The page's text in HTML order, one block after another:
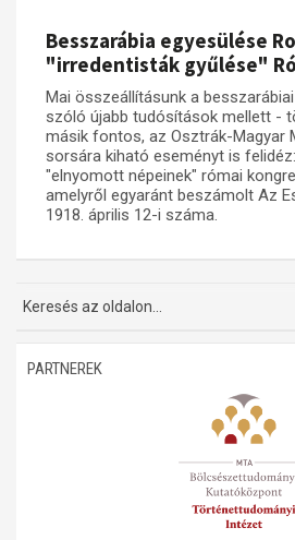
Besszarábia egyesülése
"irredentisták gyűlése"
Mai összeállításunk a
szóló újabb tudósítások mellett -
másik fontos, az Osztrák-Magyar
sorsára kiható eseményt is
"elnyomott népeinek" római
amelyről egyaránt beszámolt Az
1918. április 12-i száma.
PARTNEREK